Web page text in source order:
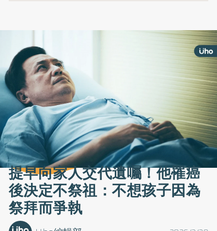
提早向家人交代遺囑！他罹癌
後決定不祭祖：不想孩子因為
祭拜而爭執